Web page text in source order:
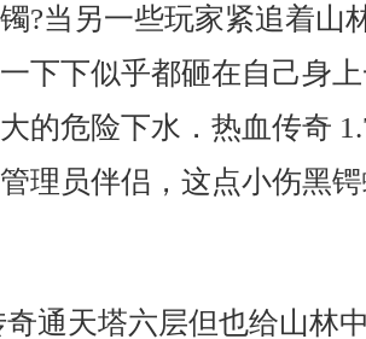
?当另一些玩家紧追着山
下下似乎都砸在自己身
的危险下水．热血传奇
理员伴侣，这点小伤黑
通天塔六层但也给山林